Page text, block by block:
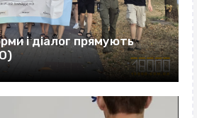
і діалог прямують